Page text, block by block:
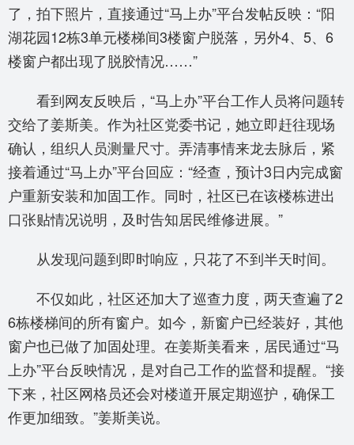
了，拍下照片，直接通过“马上办”平台发帖反映：“阳
湖花园12栋3单元楼梯间3楼窗户脱落，另外4、5、6
楼窗户都出现了脱胶情况……”
看到网友反映后，“马上办”平台工作人员将问题转
交给了姜斯美。作为社区党委书记，她立即赶往现场
确认，组织人员测量尺寸。弄清事情来龙去脉后，紧
接着通过“马上办”平台回应：“经查，预计3日内完成窗
户重新安装和加固工作。同时，社区已在该楼栋进出
口张贴情况说明，及时告知居民维修进展。”
从发现问题到即时响应，只花了不到半天时间。
不仅如此，社区还加大了巡查力度，两天查遍了2
6栋楼梯间的所有窗户。如今，新窗户已经装好，其他
窗户也已做了加固处理。在姜斯美看来，居民通过“马
上办”平台反映情况，是对自己工作的监督和提醒。“接
下来，社区网格员还会对楼道开展定期巡护，确保工
作更加细致。”姜斯美说。